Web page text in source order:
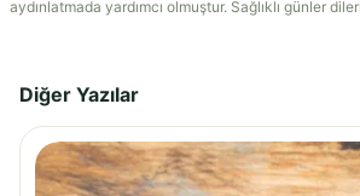
aydınlatmada yardımcı olmuştur. Sağlıklı günler
Diğer Yazılar